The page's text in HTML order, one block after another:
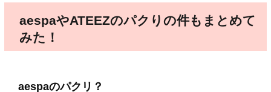
aespaやATEEZのパクりの件もまとめて
みた！
aespaのパクリ？